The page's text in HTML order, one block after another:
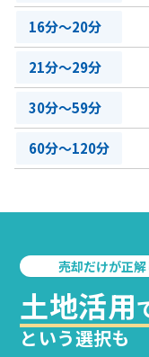
16分～20分
21分～29分
30分～59分
60分～120分
売却だけが正
土地活用
という選択も